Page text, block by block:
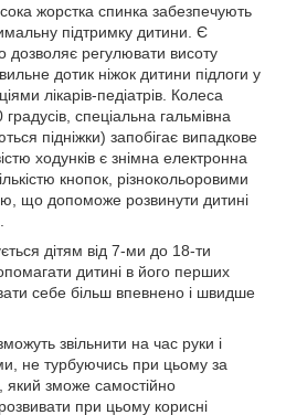
жорстка спинка забезпечують
підтримку дитини. Є
дозволяє регулювати висоту
дотик ніжок дитини підлоги у
лікарів-педіатрів. Колеса
спеціальна гальмівна
підніжки) запобігає випадкове
ходунків є знімна електронна
кнопок, різнокольоровими
що допоможе розвинути дитині
дітям від 7-ми до 18-ти
дитині в його перших
себе більш впевнено і швидше
звільнити на час руки і
не турбуючись при цьому за
який зможе самостійно
при цьому корисні